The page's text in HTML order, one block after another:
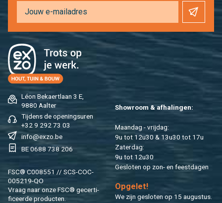
Léon Be­kaert­laan 3 E,
9880 Aal­ter
Tij­dens de ope­nings­uren
+32 9 292 73 03
info@​exzo.​be
BE 0688 738 206
FSC® C008551 // SCS-COC-
005219-QO
Vraag naar onze FSC® ge­cer­ti­
fi­ceer­de pro­duc­ten.
Show­room & af­ha­lin­gen:
Maan­dag - vrij­dag:
9u tot 12u30 & 13u30 tot 17u
Za­ter­dag:
9u tot 12u30
Ge­slo­ten op zon- en feest­da­gen
Op­ge­let!
We zijn ge­slo­ten op 15 au­gus­tus.